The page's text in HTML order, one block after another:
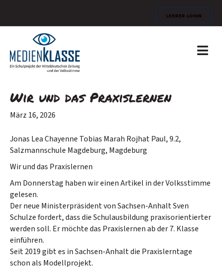
Lehrer-Login
N
a
Wir und das Praxislernen
März 16, 2026
Jonas Lea Chayenne Tobias Marah Rojhat Paul, 9.2,
Salzmannschule Magdeburg, Magdeburg
Wir und das Praxislernen
Am Donnerstag haben wir einen Artikel in der Volksstimme
gelesen.
Der neue Ministerpräsident von Sachsen-Anhalt Sven
Schulze fordert, dass die Schulausbildung praxisorientierter
werden soll. Er möchte das Praxislernen ab der 7. Klasse
einführen.
Seit 2019 gibt es in Sachsen-Anhalt die Praxislerntage
schon als Modellprojekt.